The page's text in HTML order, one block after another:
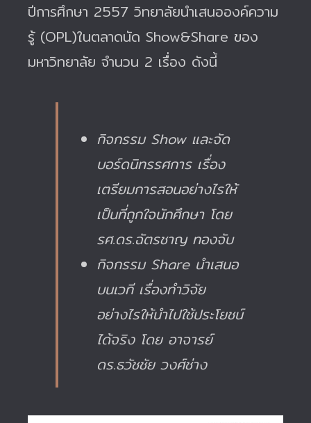
ปีการศึกษา 2557 วิทยาลัยนำเสนอองค์ความ
รู้ (OPL)ในตลาดนัด Show&Share ของ
มหาวิทยาลัย จำนวน 2 เรื่อง ดังนี้
กิจกรรม Show และจัด
บอร์ดนิทรรศการ เรื่อง
เตรียมการสอนอย่างไรให้
เป็นที่ถูกใจนักศึกษา โดย
รศ.ดร.ฉัตรชาญ ทองจับ
กิจกรรม Share นำเสนอ
บนเวที เรื่องทำวิจัย
อย่างไรให้นำไปใช้ประโยชน์
ได้จริง โดย อาจารย์
ดร.ธวัชชัย วงศ์ช่าง